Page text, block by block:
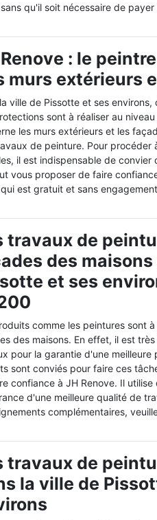
qu'il soit nécessaire de
: le
murs extérieurs
ville de Pissotte et ses
sont à réaliser au
les murs extérieurs et les
de peinture. Pour procéder
il est indispensable de convier
vous proposer de faire
est gratuit et sans
travaux de
des
et ses
comme les peintures sont
des maisons. En effet, il est
pour la garantie d'une meilleure
sont conviés pour faire ces
confiance à JH Renove. Il
d'une meilleure qualité de
complémentaires,
travaux de
la ville de